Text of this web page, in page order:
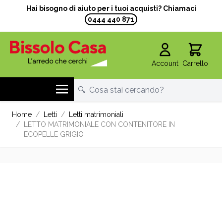
Hai bisogno di aiuto per i tuoi acquisti? Chiamaci
0444 440 871
Account Carrello
Home / Letti /
Letti matrimoniali
/
LETTO MATRIMONIALE CON CONTENITORE IN
ECOPELLE GRIGIO